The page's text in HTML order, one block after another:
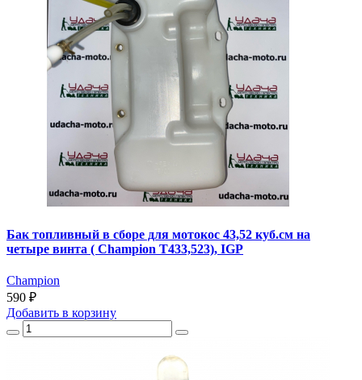
Бак топливный в сборе для мотокос 43,52 куб.см на
четыре винта ( Champion T433,523), IGP
Champion
590 ₽
Добавить в корзину